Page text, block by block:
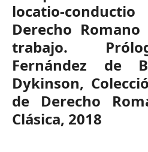
locatio-
Derecho
trabajo.
Fernández de
Dykinson,
de Derecho
Clásica, 2018